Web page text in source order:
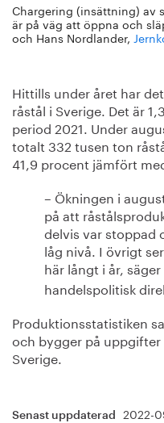
Bildbank
Chargering (insättning) av
är på väg att öppna och
och Hans Nordlander,
Hittills under året har
råstål i Sverige. Det är
period 2021. Under
totalt 332 tusen ton
41,9 procent jämfört
– Ökningen i
på att
delvis var stoppad
låg nivå. I övrigt
här långt i år, säger
handelspolitisk
Produktionsstatistiken
och bygger på
Sverige.
Senast uppdaterad 2022-